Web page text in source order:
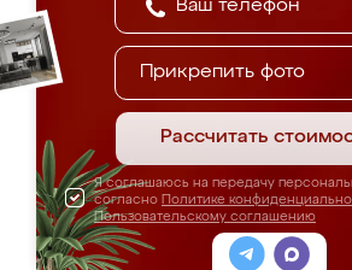
Прикрепить фото
Рассчитать
Я соглашаюсь на передачу
согласно Политике
Пользовательскому соглашению